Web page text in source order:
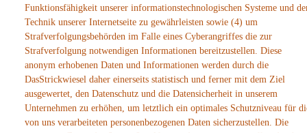
Funktionsfähigkeit unserer informationstechnologischen Systeme und
Technik unserer Internetseite zu gewährleisten sowie (4) um
Strafverfolgungsbehörden im Falle eines Cyberangriffes die zur
Strafverfolgung notwendigen Informationen bereitzustellen. Diese
anonym erhobenen Daten und Informationen werden durch die
DasStrickwiesel daher einerseits statistisch und ferner mit dem Ziel
ausgewertet, den Datenschutz und die Datensicherheit in unserem
Unternehmen zu erhöhen, um letztlich ein optimales Schutzniveau für
von uns verarbeiteten personenbezogenen Daten sicherzustellen. Die